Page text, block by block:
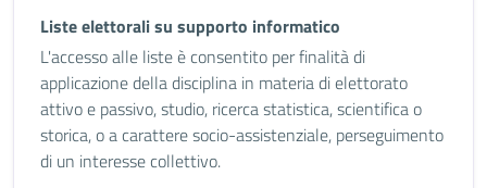
Liste elettorali su supporto informatico
L'accesso alle liste è consentito per finalità di
applicazione della disciplina in materia di elettorato
attivo e passivo, studio, ricerca statistica, scientifica o
storica, o a carattere socio-assistenziale, perseguimento
di un interesse collettivo.